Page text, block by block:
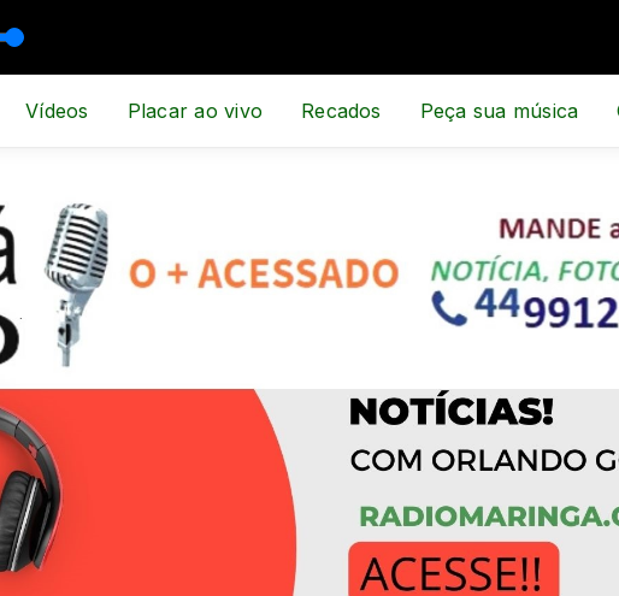
Vídeos Placar ao vivo Recados Peça sua música